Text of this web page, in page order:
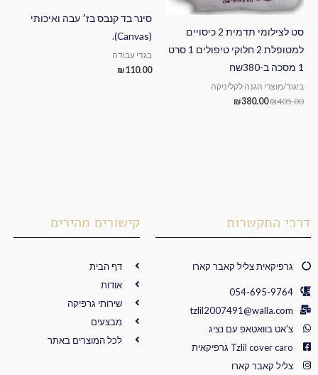
סט לצילומי תדמית 2 כיסויים
למטופלת 2 חלוקי טיפולים 1 סרט
1 מסכה ב-380שח
ביגוד/מוצרי הגנה לקליניקה
₪405.00
₪380.00
סינר בד קנבס בז׳ עבה ואיכותי
(Canvas).
בגדי עבודה
₪110.00
דרכי התקשרות
גרפיקאית צליל קאבר קארו
054-695-9764
tzlil2007491@walla.com
צ'אט בוואטאפ עם נציג
Tzlil cover caro גרפיקאית
צליל קאבר קארו
קישורים מהירים
דף הבית
אודות
שירותי גרפיקה
מבצעים
לכל המוצרים באתר